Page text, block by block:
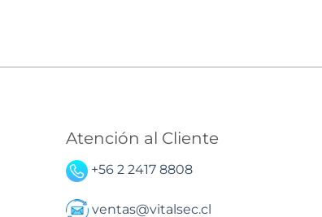
Atención al Cliente
+56 2 2417 8808
ventas@vitalsec.cl